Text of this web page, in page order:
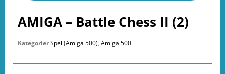
AMIGA – Battle Chess II (2)
KategorierSpel (Amiga 500), Amiga 500